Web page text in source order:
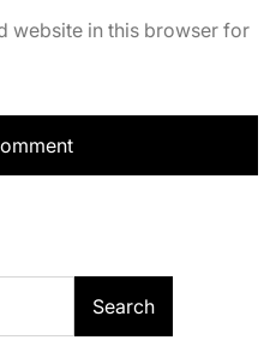
website in this browser for
Search